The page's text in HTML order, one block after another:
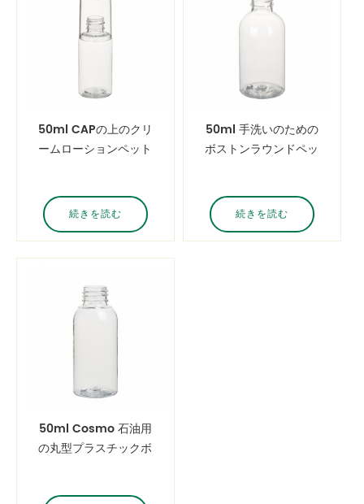
50ml CAPの上のクリ
ームローションペット
続きを読む
50ml 手洗いのための
ボストンラウンドペッ
続きを読む
50ml Cosmo 石油用
の丸型プラスチックボ